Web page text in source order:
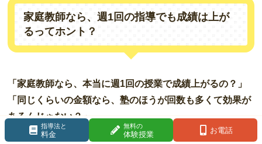
家庭教師なら、週1回の指導でも成績は上が
るってホント？
「家庭教師なら、本当に週1回の授業で成績上がるの？」
「同じくらいの金額なら、塾のほうが回数も多くて効果が
あるんじゃない？」
と思われる方も多いと思います。
指導法と
料金
無料の
体験授業 お電話